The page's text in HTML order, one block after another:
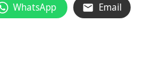
WhatsApp Email